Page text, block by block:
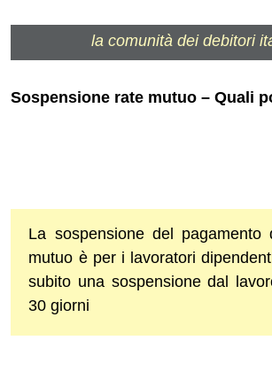
la comunità dei debitori
Sospensione rate mutuo – Quali
La sospensione del pagamento
mutuo è per i lavoratori
subito una sospensione dal
30 giorni